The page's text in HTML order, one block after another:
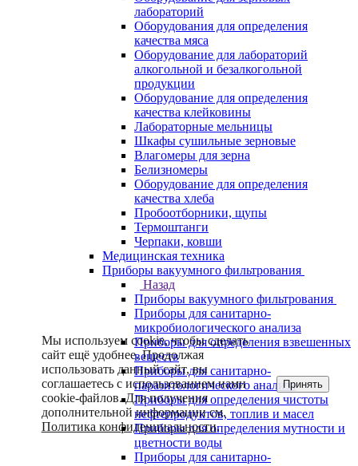
лабораторий
Оборудования для определения
качества мяса
Оборудование для лабораторий
алкогольной и безалкогольной
продукции
Оборудование для определения
качества клейковины
Лабораторные мельницы
Шкафы сушильные зерновые
Влагомеры для зерна
Белизномеры
Оборудование для определения
качества хлеба
Пробоотборники, щупы
Термоштанги
Черпаки, ковши
Медицинская техника
Приборы вакуумного фильтрования
Назад
Приборы вакуумного фильтрования
Приборы для санитарно-
микробиологического анализа
Приборы для определения взвешенных
веществ
Приборы для санитарно-
паразитологического анализа
Приборы для определения чистоты
нефтепродуктов, топлив и масел
Приборы для определения мутности и
цветности воды
Приборы для санитарно-
Мы используем cookie, чтобы сделать
сайт ещё удобнее. Продолжая
использовать данный сайт, вы
соглашаетесь с использованием нами
cookie-файлов. Для получения
дополнительной информации см.
Политика конфиденциальности.
Принять